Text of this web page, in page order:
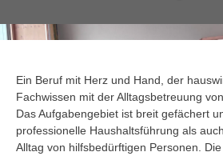
Ein Beruf mit Herz und Hand, der
Fachwissen mit der Alltagsbetreuung
Das Aufgabengebiet ist breit gefächert
professionelle Haushaltsführung als
Alltag von hilfsbedürftigen Personen.